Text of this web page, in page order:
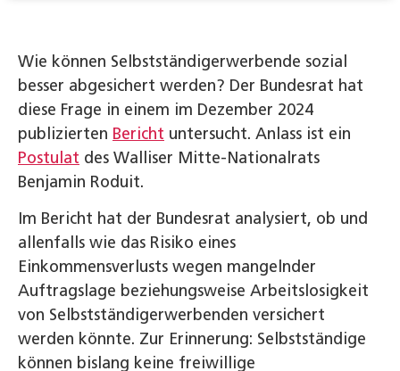
Wie können Selbstständigerwerbende sozial
besser abgesichert werden? Der Bundesrat hat
diese Frage in einem im Dezember 2024
publizierten Bericht untersucht. Anlass ist ein
Postulat des Walliser Mitte-Nationalrats
Benjamin Roduit.
Im Bericht hat der Bundesrat analysiert, ob und
allenfalls wie das Risiko eines
Einkommensverlusts wegen mangelnder
Auftragslage beziehungsweise Arbeitslosigkeit
von Selbstständigerwerbenden versichert
werden könnte. Zur Erinnerung: Selbstständige
können bislang keine freiwillige